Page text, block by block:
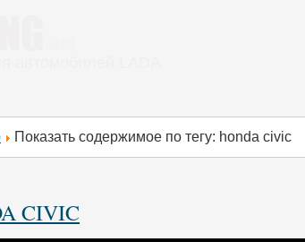
Показать содержимое по тегу: honda civic
CIVIC